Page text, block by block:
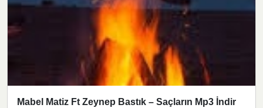
Mabel Matiz Ft Zeynep Bastık – Saçların Mp3 İndir